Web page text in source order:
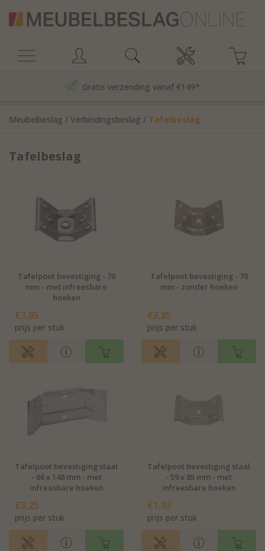
Gratis verzending vanaf €149*
Meubelbeslag / Verbindingsbeslag / Tafelbeslag
Tafelbeslag
Tafelpoot bevestiging - 70
mm - met infreesbare
hoeken
€3,85
prijs per stuk
Tafelpoot bevestiging - 70
mm - zonder hoeken
€3,85
prijs per stuk
Tafelpoot bevestiging staal
- 66 x 148 mm - met
infreesbare hoeken
€3,25
prijs per stuk
Tafelpoot bevestiging staal
- 59 x 85 mm - met
infreesbare hoeken
€1,93
prijs per stuk